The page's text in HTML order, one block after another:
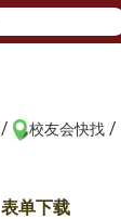
/ 校友会快找 /
表单下载